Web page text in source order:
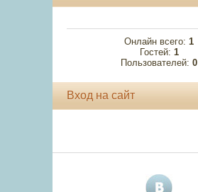
Онлайн всего: 1
Гостей: 1
Пользователей: 0
Вход на сайт